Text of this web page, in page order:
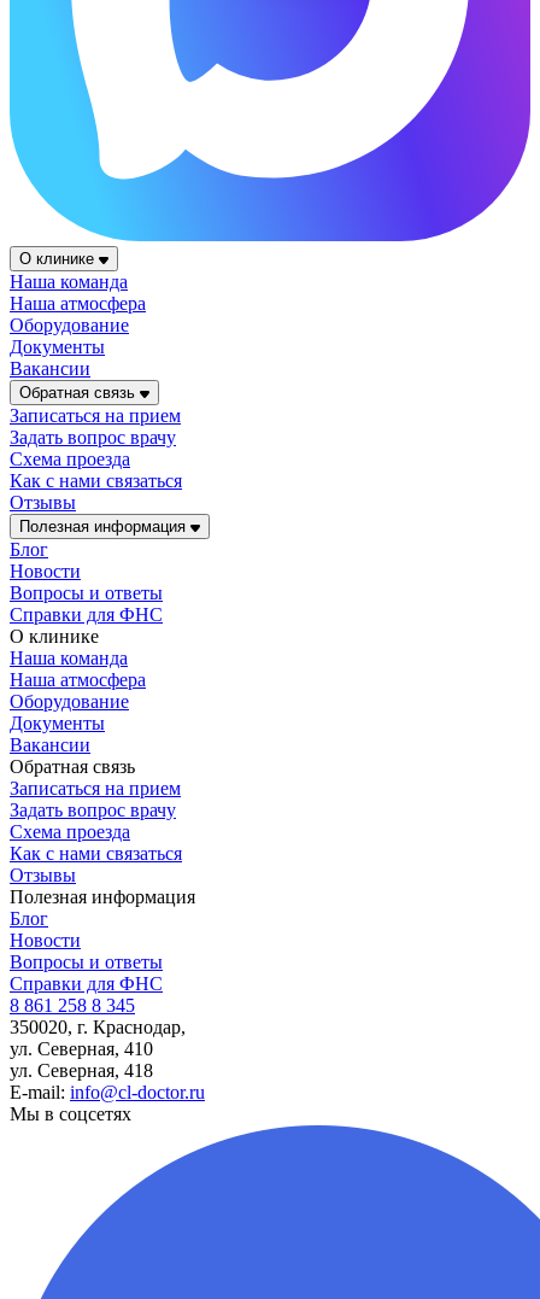
О клинике
Наша команда
Наша атмосфера
Оборудование
Документы
Вакансии
Обратная связь
Записаться на прием
Задать вопрос врачу
Схема проезда
Как с нами связаться
Отзывы
Полезная информация
Блог
Новости
Вопросы и ответы
Справки для ФНС
О клинике
Наша команда
Наша атмосфера
Оборудование
Документы
Вакансии
Обратная связь
Записаться на прием
Задать вопрос врачу
Схема проезда
Как с нами связаться
Отзывы
Полезная информация
Блог
Новости
Вопросы и ответы
Справки для ФНС
8 861 258 8 345
350020, г. Краснодар,
ул. Северная, 410
ул. Северная, 418
E-mail: info@cl-doctor.ru
Мы в соцсетях